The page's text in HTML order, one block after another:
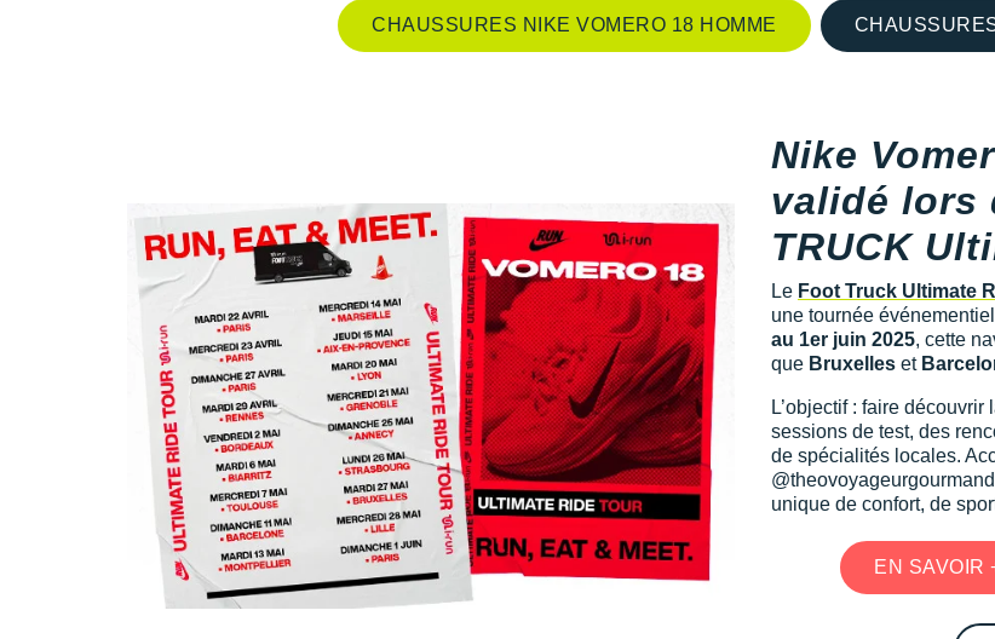
CHAUSSURES NIKE VOMERO 18 HOMME
Nike
validé lors
TRUCK
Le Foot Truck Ultimate
une tournée
au 1er juin 2025, cette
que Bruxelles et
L’objectif : faire découvrir
sessions de test, des
de spécialités locales.
unique de confort, de
EN SAVOIR